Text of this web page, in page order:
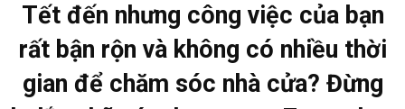
Tết đến nhưng công việc của bạn
rất bận rộn và không có nhiều thời
gian để chăm sóc nhà cửa? Đừng